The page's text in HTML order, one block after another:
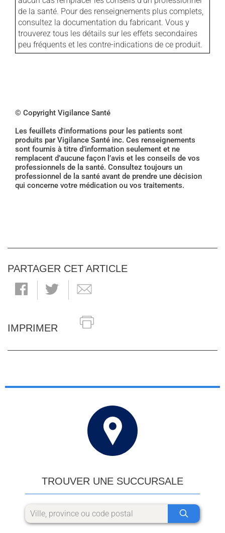
de la santé. Pour des renseignements plus complets,
consultez la documentation du fabricant. Vous y
trouverez tous les détails sur les effets secondaires
peu fréquents et les contre-indications de ce produit.
© Copyright Vigilance Santé
Les feuillets d'informations pour les patients sont
produits par Vigilance Santé inc. Ces renseignements
sont fournis à titre d’information seulement et ne
remplacent d’aucune façon l’avis et les conseils de vos
professionnels de la santé. Consultez toujours un
professionnel de la santé avant de prendre une décision
qui concerne votre médication ou vos traitements.
PARTAGER CET ARTICLE
IMPRIMER
TROUVER UNE SUCCURSALE